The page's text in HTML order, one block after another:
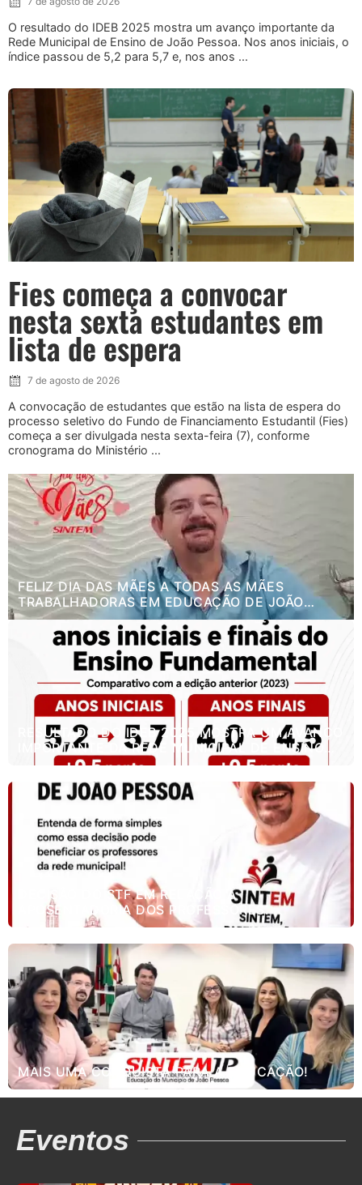
O resultado do IDEB 2025 mostra um avanço importante da
Rede Municipal de Ensino de João Pessoa. Nos anos iniciais, o
índice passou de 5,2 para 5,7 e, nos anos ...
Fies começa a convocar
nesta sexta estudantes em
lista de espera
7 de agosto de 2026
A convocação de estudantes que estão na lista de espera do
processo seletivo do Fundo de Financiamento Estudantil (Fies)
começa a ser divulgada nesta sexta-feira (7), conforme
cronograma do Ministério ...
FELIZ DIA DAS MÃES A TODAS AS MÃES
TRABALHADORAS EM EDUCAÇÃO DE JOÃO
PESSOA.
RESULTADO DO IDEB 2025 MOSTRA UM AVANÇO
IMPORTANTE DA REDE MUNICIPAL DE ENSINO
DE JOÃO PESSOA.
DECISÃO DO STF EM RELAÇÃO A
APOSENTADORIA DOS PROFESSORES.
MAIS UMA CONQUISTA PARA A EDUCAÇÃO!
Eventos